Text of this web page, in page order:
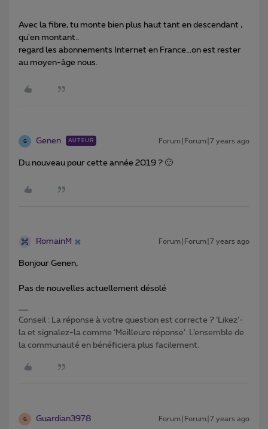
Avec la fibre, tu monte bien plus haut tant en descendant ,
qu'en montant..
regard les abonnements Internet en France...on est rester
au moyen-âge nous.
G Genen AUTEUR Forum|Forum|7 years ago
Du nouveau pour cette année 2019 ? 🙂
RomainM Forum|Forum|7 years ago
Bonjour Genen,
Pas de nouvelles actuellement désolé
Conseil : La réponse à votre question est correcte ? ‘Likez’-
la et signalez-la comme ‘Meilleure réponse’. L’ensemble de
la communauté en bénéficiera plus facilement.
G Guardian3978 Forum|Forum|7 years ago